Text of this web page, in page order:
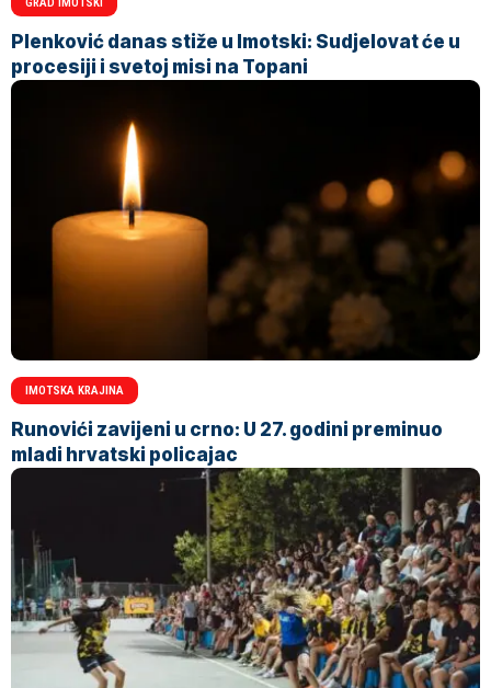
Plenković danas stiže u Imotski: Sudjelovat će u
procesiji i svetoj misi na Topani
IMOTSKA KRAJINA
Runovići zavijeni u crno: U 27. godini preminuo
mladi hrvatski policajac